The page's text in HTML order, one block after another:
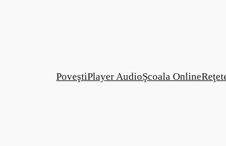
PoveştiPlayer AudioŞcoala Online